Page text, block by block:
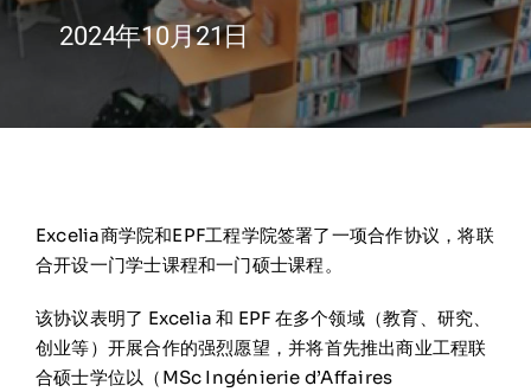
在线申请与咨询
联系我们
2024年10月21日
Excelia商学院和EPF工程学院签署了一项合作协议，将联
合开设一门学士课程和一门硕士课程。
该协议表明了 Excelia 和 EPF 在多个领域（教育、研究、
创业等）开展合作的强烈愿望，并将首先推出商业工程联
合硕士学位以（MSc Ingénierie d’Affaires